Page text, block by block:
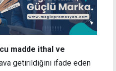
madde ithal ve
getirildiğini ifade eden